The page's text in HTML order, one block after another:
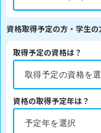
資格取得予定の方・学生の
取得予定の資格は？
資格の取得予定年は？